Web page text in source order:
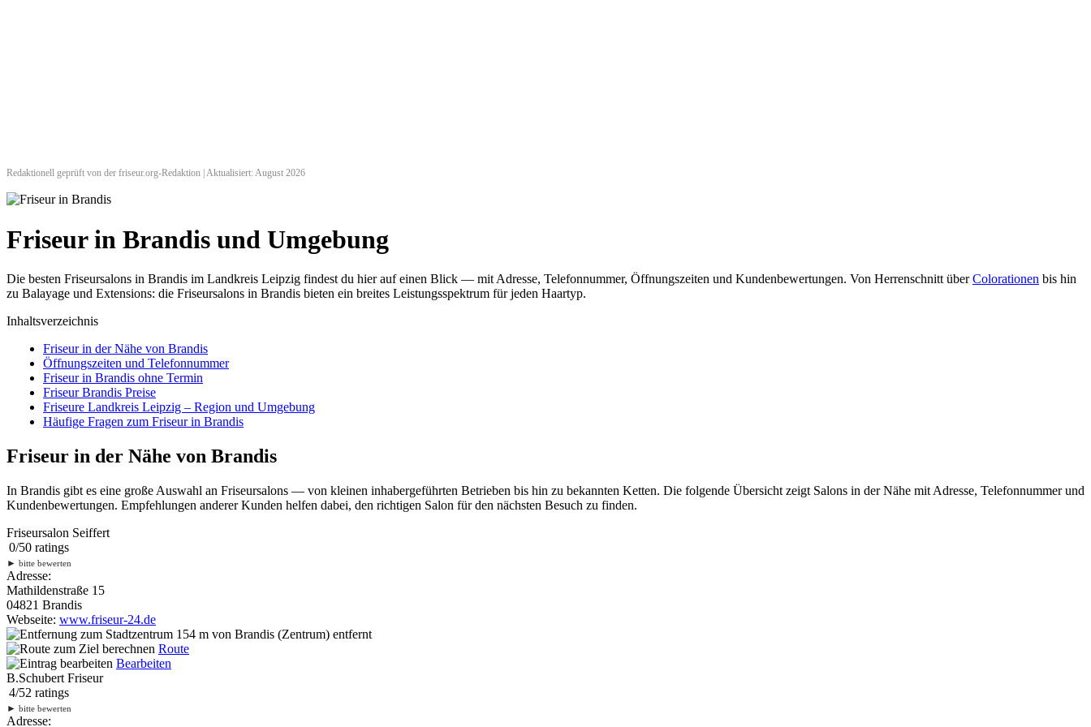
Redaktionell geprüft von der friseur.org-Redaktion | Aktualisiert: August 2026
Friseur in Brandis und Umgebung
Die besten Friseursalons in Brandis im Landkreis Leipzig findest du hier auf einen Blick — mit Adresse, Telefonnummer, Öffnungszeiten und Kundenbewertungen. Von Herrenschnitt überColorationen bis hin
zu Balayage und Extensions: die Friseursalons in Brandis bieten ein breites Leistungsspektrum für jeden Haartyp.
Inhaltsverzeichnis
Friseur in der Nähe von Brandis
Öffnungszeiten und Telefonnummer
Friseur in Brandis ohne Termin
Friseur Brandis Preise
Friseure Landkreis Leipzig – Region und Umgebung
Häufige Fragen zum Friseur in Brandis
Friseur in der Nähe von Brandis
In Brandis gibt es eine große Auswahl an Friseursalons — von kleinen inhabergeführten Betrieben bis hin zu bekannten Ketten. Die folgende Übersicht zeigt Salons in der Nähe mit Adresse, Telefonnummer und
Kundenbewertungen. Empfehlungen anderer Kunden helfen dabei, den richtigen Salon für den nächsten Besuch zu finden.
Friseursalon Seiffert
0/50 ratings
► bitte bewerten
Adresse:
Mathildenstraße 15
04821 Brandis
Webseite: www.friseur-24.de
154 m von Brandis (Zentrum) entfernt
Route
Bearbeiten
B.Schubert Friseur
4/52 ratings
► bitte bewerten
Adresse: